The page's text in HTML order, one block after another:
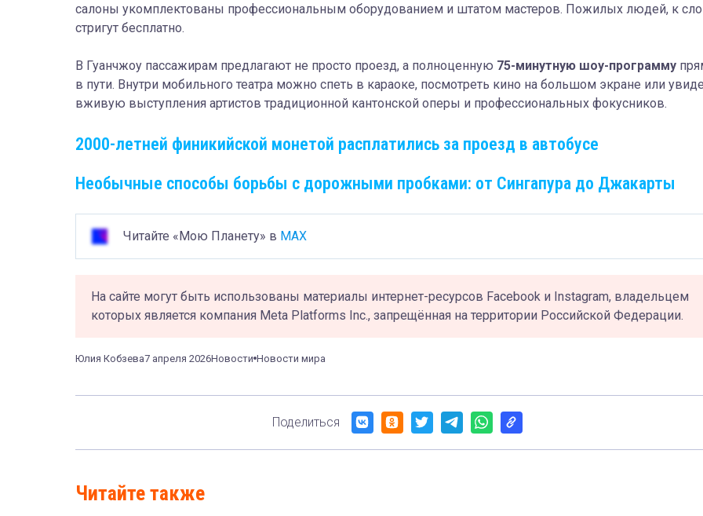
салоны укомплектованы профессиональным оборудованием и штатом мастеров. Пожилых людей, к
стригут бесплатно.
В Гуанчжоу пассажирам предлагают не просто проезд, а полноценную 75-минутную шоу-программу
в пути. Внутри мобильного театра можно спеть в караоке, посмотреть кино на большом экране или
вживую выступления артистов традиционной кантонской оперы и профессиональных фокусников.
2000-летней финикийской монетой расплатились за проезд в автобусе
Необычные способы борьбы с дорожными пробками: от Сингапура до Джакарты
Читайте «Мою Планету» в MAX
На сайте могут быть использованы материалы интернет-ресурсов Facebook и Instagram, владельцем
которых является компания Meta Platforms Inc., запрещённая на территории Российской Федерации.
Юлия Кобзева7 апреля 2026Новости Новости мира
Поделиться
Читайте также